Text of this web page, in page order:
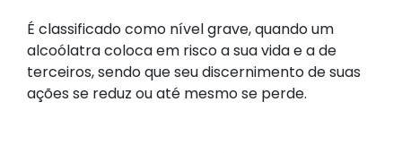
É classificado como nível grave, quando um
alcoólatra coloca em risco a sua vida e a de
terceiros, sendo que seu discernimento de suas
ações se reduz ou até mesmo se perde.